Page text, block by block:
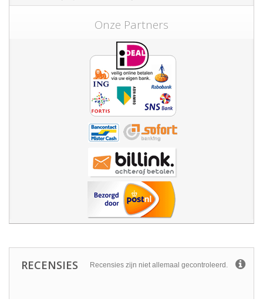
Onze Partners
RECENSIES Recensies zijn niet allemaal gecontroleerd.